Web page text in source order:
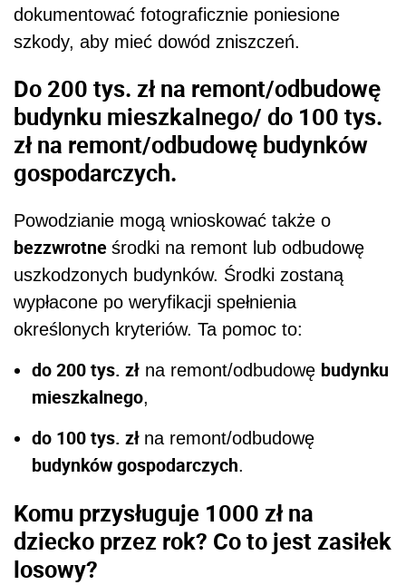
dokumentować fotograficznie poniesione
szkody, aby mieć dowód zniszczeń.
Do 200 tys. zł na remont/odbudowę
budynku mieszkalnego/ do 100 tys.
zł na remont/odbudowę budynków
gospodarczych.
Powodzianie mogą wnioskować także o
bezzwrotne środki na remont lub odbudowę
uszkodzonych budynków. Środki zostaną
wypłacone po weryfikacji spełnienia
określonych kryteriów. Ta pomoc to:
do 200 tys. zł na remont/odbudowę budynku
mieszkalnego,
do 100 tys. zł na remont/odbudowę
budynków gospodarczych.
Komu przysługuje 1000 zł na
dziecko przez rok? Co to jest zasiłek
losowy?